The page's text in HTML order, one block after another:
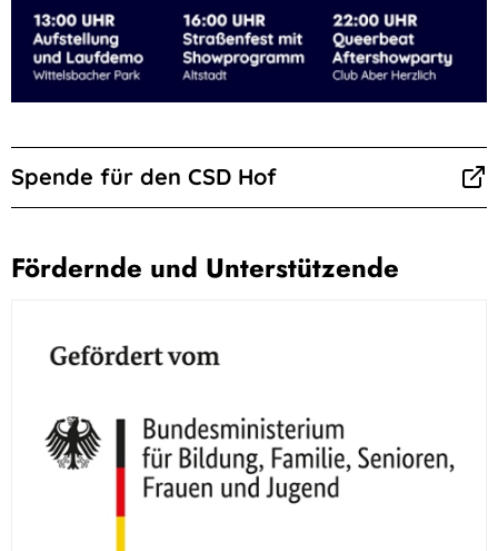
Spende für den CSD Hof
Fördernde und Unterstützende